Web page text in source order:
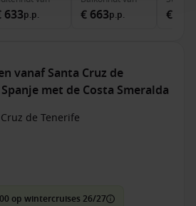
633p.p. € 663p.p. €
vanaf Santa Cruz de
met de Costa Smeralda
de Tenerife
op wintercruises 26/27